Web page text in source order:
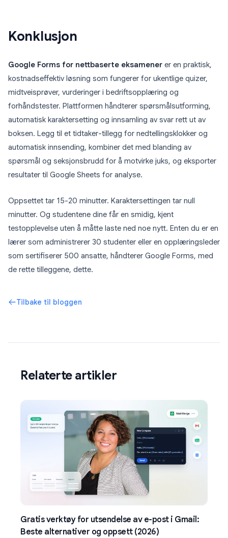
Konklusjon
Google Forms for nettbaserte eksamener er en praktisk,
kostnadseffektiv løsning som fungerer for ukentlige quizer,
midtveisprøver, vurderinger i bedriftsopplæring og
forhåndstester. Plattformen håndterer spørsmålsutforming,
automatisk karaktersetting og innsamling av svar rett ut av
boksen. Legg til et tidtaker-tillegg for nedtellingsklokker og
automatisk innsending, kombiner det med blanding av
spørsmål og seksjonsbrudd for å motvirke juks, og eksporter
resultater til Google Sheets for analyse.
Oppsettet tar 15-20 minutter. Karaktersettingen tar null
minutter. Og studentene dine får en smidig, kjent
testopplevelse uten å måtte laste ned noe nytt. Enten du er en
lærer som administrerer 30 studenter eller en opplæringsleder
som sertifiserer 500 ansatte, håndterer Google Forms, med
de rette tilleggene, dette.
Tilbake til bloggen
Relaterte artikler
Gratis verktøy for utsendelse av e-post i Gmail:
Beste alternativer og oppsett (2026)